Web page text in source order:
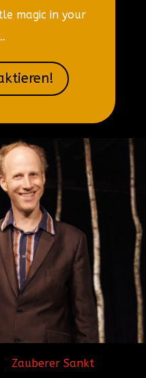
magic in your
Zauberer Sankt